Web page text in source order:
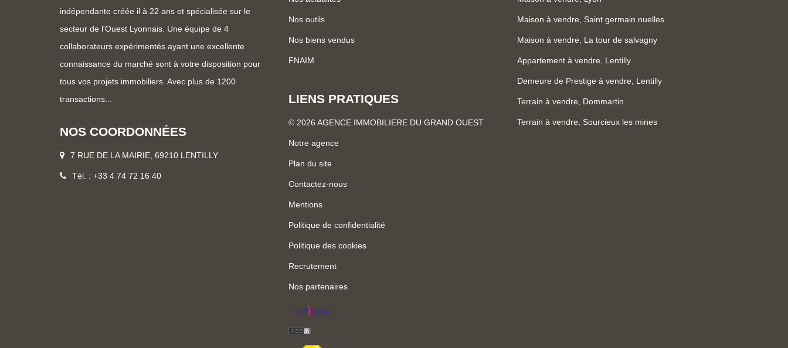
indépendante créée il à 22 ans et spécialisée sur le
secteur de l'Ouest Lyonnais. Une équipe de 4
collaborateurs expérimentés ayant une excellente
connaissance du marché sont à votre disposition pour
tous vos projets immobiliers. Avec plus de 1200
transactions...
NOS COORDONNÉES
7 RUE DE LA MAIRIE, 69210 LENTILLY
Tél. : +33 4 74 72 16 40
Nos outils
Nos biens vendus
FNAIM
LIENS PRATIQUES
© 2026 AGENCE IMMOBILIERE DU GRAND OUEST
Notre agence
Plan du site
Contactez-nous
Mentions
Politique de confidentialité
Politique des cookies
Recrutement
Nos partenaires
Maison à vendre, Saint germain nuelles
Maison à vendre, La tour de salvagny
Appartement à vendre, Lentilly
Demeure de Prestige à vendre, Lentilly
Terrain à vendre, Dommartin
Terrain à vendre, Sourcieux les mines